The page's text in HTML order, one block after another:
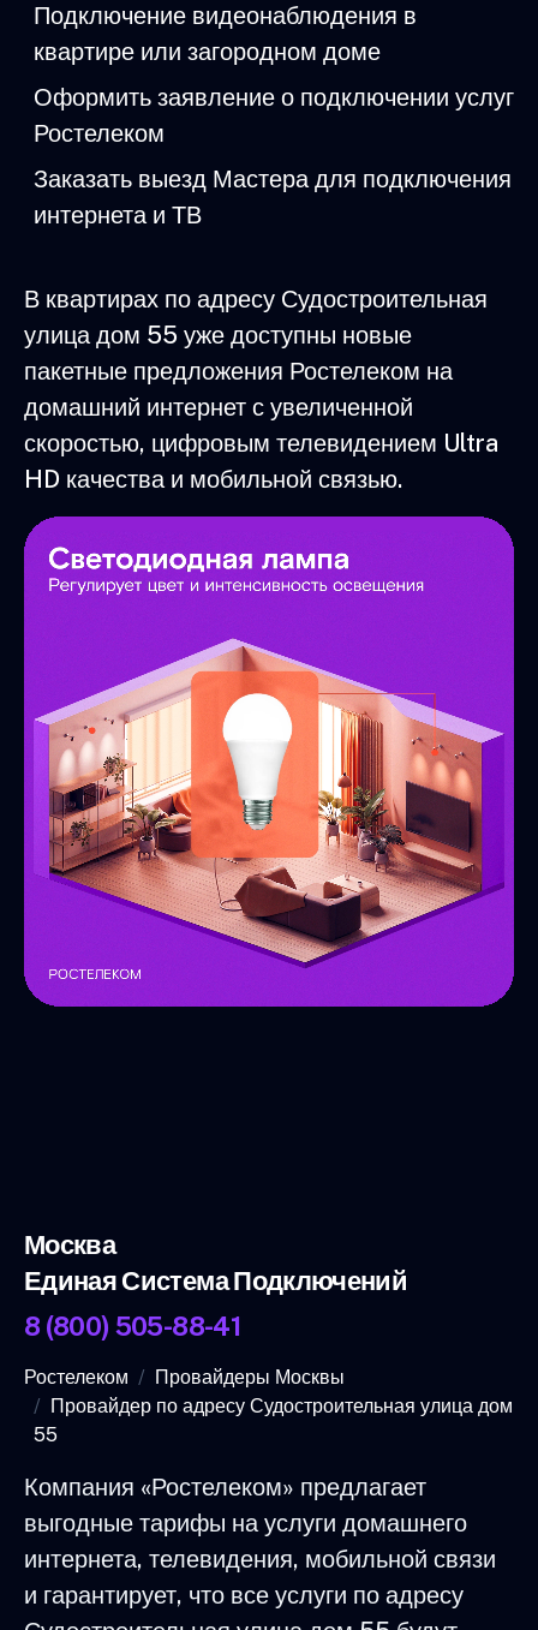
Подключение видеонаблюдения в
квартире или загородном доме
Оформить заявление о подключении услуг
Ростелеком
Заказать выезд Мастера для подключения
интернета и ТВ
В квартирах по адресу Судостроительная
улица дом 55 уже доступны новые
пакетные предложения Ростелеком на
домашний интернет с увеличенной
скоростью, цифровым телевидением Ultra
HD качества и мобильной связью.
Москва
Единая Система Подключений
8 (800) 505-88-41
Ростелеком
Провайдеры Москвы
Провайдер по адресу Судостроительная улица дом
55
Компания «Ростелеком» предлагает
выгодные тарифы на услуги домашнего
интернета, телевидения, мобильной связи
и гарантирует, что все услуги по адресу